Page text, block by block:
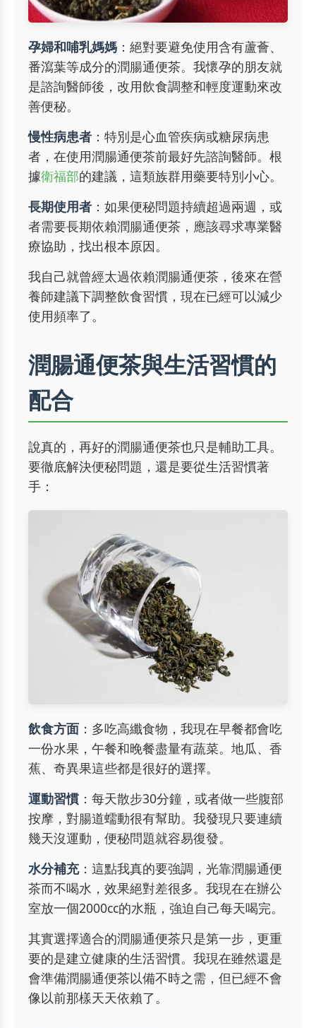
孕婦和哺乳媽媽 ：絕對要避免使用含有蘆薈、
番瀉葉等成分的潤腸通便茶。我懷孕的朋友就
是諮詢醫師後，改用飲食調整和輕度運動來改
善便秘。
慢性病患者 ：特別是心血管疾病或糖尿病患
者，在使用潤腸通便茶前最好先諮詢醫師。根
據衛福部的建議，這類族群用藥要特別小心。
長期使用者 ：如果便秘問題持續超過兩週，或
者需要長期依賴潤腸通便茶，應該尋求專業醫
療協助，找出根本原因。
我自己就曾經太過依賴潤腸通便茶，後來在營
養師建議下調整飲食習慣，現在已經可以減少
使用頻率了。
潤腸通便茶與生活習慣的
配合
說真的，再好的潤腸通便茶也只是輔助工具。
要徹底解決便秘問題，還是要從生活習慣著
手：
飲食方面 ：多吃高纖食物，我現在早餐都會吃
一份水果，午餐和晚餐盡量有蔬菜。地瓜、香
蕉、奇異果這些都是很好的選擇。
運動習慣 ：每天散步30分鐘，或者做一些腹部
按摩，對腸道蠕動很有幫助。我發現只要連續
幾天沒運動，便秘問題就容易復發。
水分補充：這點我真的要強調，光靠潤腸通便
茶而不喝水，效果絕對差很多。我現在在辦公
室放一個2000cc的水瓶，強迫自己每天喝完。
其實選擇適合的潤腸通便茶只是第一步，更重
要的是建立健康的生活習慣。我現在雖然還是
會準備潤腸通便茶以備不時之需，但已經不會
像以前那樣天天依賴了。